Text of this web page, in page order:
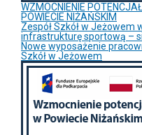
WZMOCNIENIE
POWIECIE NIŻAŃSKIM
Zespół Szkół w Jeżowem
infrastrukturę sportową –
Nowe wyposażenie
Szkół w Jeżowem